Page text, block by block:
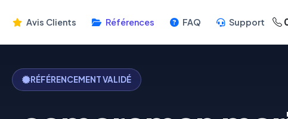
Avis Clients Références FAQ Support
RÉFÉRENCEMENT VALIDÉ